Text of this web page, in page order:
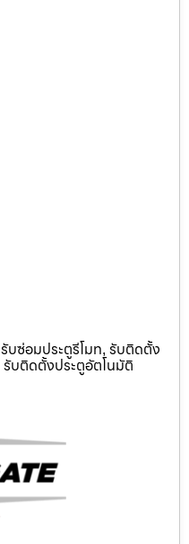
รับซ่อมประตูรีโมท, รับติดตั้ง
รับติดตั้งประตูอัตโนมัติ